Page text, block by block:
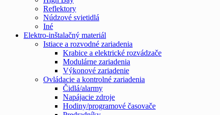
Reflektory
Núdzové svietidlá
Iné
Elektro-inštalačný materiál
Istiace a rozvodné zariadenia
Krabice a elektrické rozvádzače
Modulárne zariadenia
Výkonové zariadenie
Ovládacie a kontrolné zariadenia
Čidlá/alarmy
Napájacie zdroje
Hodiny/programové časovače